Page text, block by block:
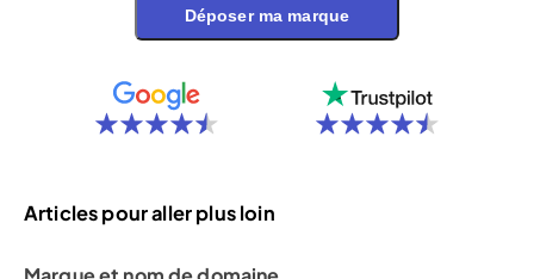
Déposer ma marque
Articles pour aller plus loin